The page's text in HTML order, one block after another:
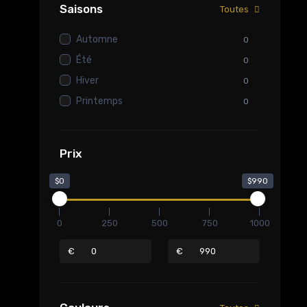
Saisons Toutes
Automne 0
Été 0
Hiver 0
Printemps 0
Prix
$0 $990
0 250 500 750 1000
€ €